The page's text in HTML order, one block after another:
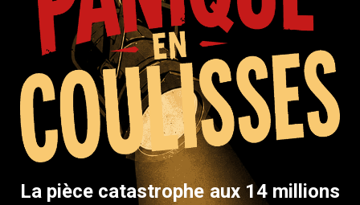
La pièce catastrophe aux 14 millions